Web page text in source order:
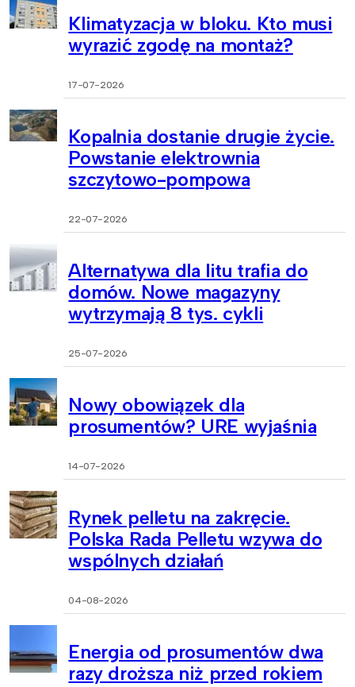
Klimatyzacja w bloku. Kto musi
wyrazić zgodę na montaż?
17-07-2026
Kopalnia dostanie drugie życie.
Powstanie elektrownia
szczytowo-pompowa
22-07-2026
Alternatywa dla litu trafia do
domów. Nowe magazyny
wytrzymają 8 tys. cykli
25-07-2026
Nowy obowiązek dla
prosumentów? URE wyjaśnia
14-07-2026
Rynek pelletu na zakręcie.
Polska Rada Pelletu wzywa do
wspólnych działań
04-08-2026
Energia od prosumentów dwa
razy droższa niż przed rokiem